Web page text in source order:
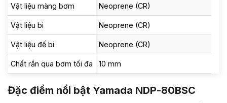
Vật liệu màng bơm Neoprene (CR)
Vật liệu bi Neoprene (CR)
Vật liệu đế bi Neoprene (CR)
Chất rắn qua bơm tối đa 10 mm
Đặc điểm nổi bật Yamada NDP-80BSC